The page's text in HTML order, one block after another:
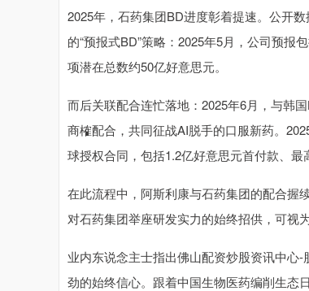
2025年，石药集团BD进度彰着提速。公开
的“预报式BD”策略：2025年5月，公司预
项潜在总数约50亿好意思元。
而后关联配合连忙落地：2025年6月，与韩
商榷配合，共同征战AI脱手的口服新药。
球授权合同，包括1.2亿好意思元首付款、最
在此流程中，阿斯利康与石药集团的配合握
对石药集团举座研发实力的始终招供，可视
业内东说念主士指出佛山配资炒股资讯中心
劲的始终信心。跟着中国生物医药编削生态